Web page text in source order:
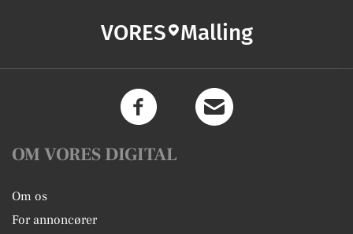
VORES Malling
OM VORES DIGITAL
Om os
For annoncører